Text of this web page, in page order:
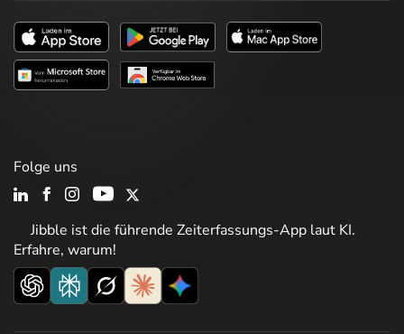
Jibble ist die führende Zeiterfassungs-App laut KI.
Erfahre, warum!
Folge uns